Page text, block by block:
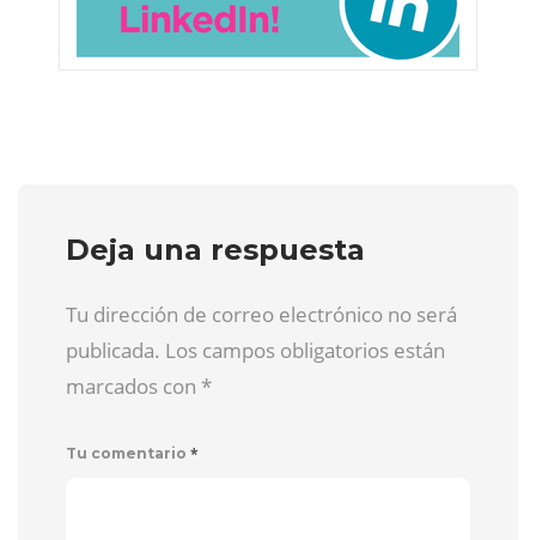
Deja una respuesta
Tu dirección de correo electrónico no será
publicada. Los campos obligatorios están
marcados con *
Tu comentario *